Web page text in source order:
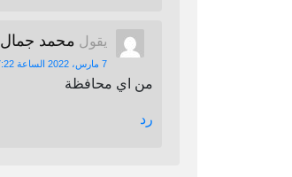
يقول محمد جمال
7 مارس، 2022 الساعة 7:22 م
من اي محافظة
رد